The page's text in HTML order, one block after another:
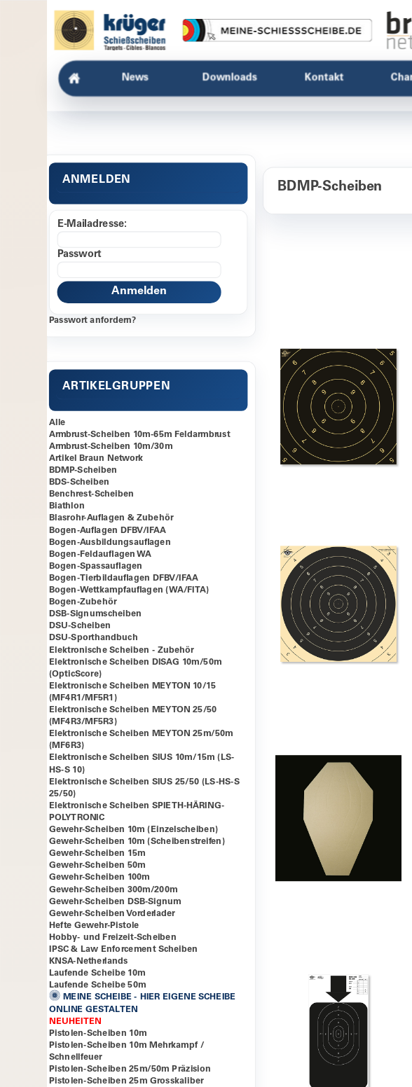
News Downloads Kontakt
BDMP-Scheiben
ANMELDEN
E-Mailadresse:
Passwort
Passwort anfordern?
ARTIKELGRUPPEN
Alle
Armbrust-Scheiben 10m-65m Feldarmbrust
Armbrust-Scheiben 10m/30m
Artikel Braun Network
BDMP-Scheiben
BDS-Scheiben
Benchrest-Scheiben
Biathlon
Blasrohr-Auflagen & Zubehör
Bogen-Auflagen DFBV/IFAA
Bogen-Ausbildungsauflagen
Bogen-Feldauflagen WA
Bogen-Spassauflagen
Bogen-Tierbildauflagen DFBV/IFAA
Bogen-Wettkampfauflagen (WA/FITA)
Bogen-Zubehör
DSB-Signumscheiben
DSU-Scheiben
DSU-Sporthandbuch
Elektronische Scheiben - Zubehör
Elektronische Scheiben DISAG 10m/50m
(OpticScore)
Elektronische Scheiben MEYTON 10/15
(MF4R1/MF5R1)
Elektronische Scheiben MEYTON 25/50
(MF4R3/MF5R3)
Elektronische Scheiben MEYTON 25m/50m
(MF6R3)
Elektronische Scheiben SIUS 10m/15m (LS-
HS-S 10)
Elektronische Scheiben SIUS 25/50 (LS-HS-S
25/50)
Elektronische Scheiben SPIETH-HÄRING-
POLYTRONIC
Gewehr-Scheiben 10m (Einzelscheiben)
Gewehr-Scheiben 10m (Scheibenstreifen)
Gewehr-Scheiben 15m
Gewehr-Scheiben 50m
Gewehr-Scheiben 100m
Gewehr-Scheiben 300m/200m
Gewehr-Scheiben DSB-Signum
Gewehr-Scheiben Vorderlader
Hefte Gewehr-Pistole
Hobby- und Freizeit-Scheiben
IPSC & Law Enforcement Scheiben
KNSA-Netherlands
Laufende Scheibe 10m
Laufende Scheibe 50m
MEINE SCHEIBE - HIER EIGENE SCHEIBE
ONLINE GESTALTEN
NEUHEITEN
Pistolen-Scheiben 10m
Pistolen-Scheiben 10m Mehrkampf /
Schnellfeuer
Pistolen-Scheiben 25m/50m Präzision
Pistolen-Scheiben 25m Grosskaliber